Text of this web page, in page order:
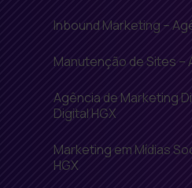
Inbound Marketing –
Manutenção de Sites –
Agência de Marketing
Digital HGX
Marketing em Mídias
HGX